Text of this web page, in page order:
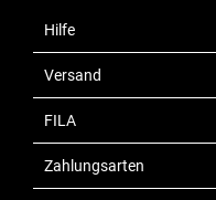
Hilfe
Versand
FILA
Zahlungsarten